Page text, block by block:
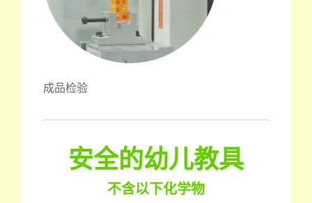
成品检验
安全的幼儿教具
不含以下化学物